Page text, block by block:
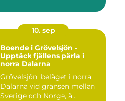
10. sep
Boende i Grövelsjön -
Upptäck fjällens pärla i
norra Dalarna
Grövelsjön, beläget i norra
Dalarna vid gränsen mellan
Sverige och Norge, ä...